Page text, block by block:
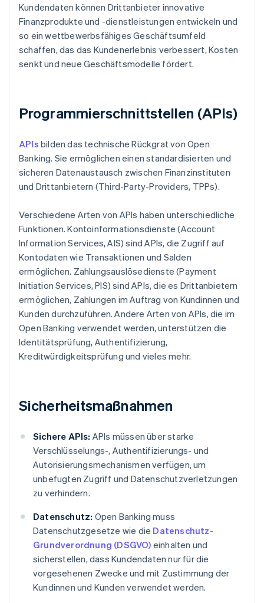
Kundendaten können Drittanbieter innovative
Finanzprodukte und -dienstleistungen entwickeln und
so ein wettbewerbsfähiges Geschäftsumfeld
schaffen, das das Kundenerlebnis verbessert, Kosten
senkt und neue Geschäftsmodelle fördert.
Programmierschnittstellen (APIs)
APIs bilden das technische Rückgrat von Open
Banking. Sie ermöglichen einen standardisierten und
sicheren Datenaustausch zwischen Finanzinstituten
und Drittanbietern (Third-Party-Providers, TPPs).
Verschiedene Arten von APIs haben unterschiedliche
Funktionen. Kontoinformationsdienste (Account
Information Services, AIS) sind APIs, die Zugriff auf
Kontodaten wie Transaktionen und Salden
ermöglichen. Zahlungsauslösedienste (Payment
Initiation Services, PIS) sind APIs, die es Drittanbietern
ermöglichen, Zahlungen im Auftrag von Kundinnen und
Kunden durchzuführen. Andere Arten von APIs, die im
Open Banking verwendet werden, unterstützen die
Identitätsprüfung, Authentifizierung,
Kreditwürdigkeitsprüfung und vieles mehr.
Sicherheitsmaßnahmen
Sichere APIs: APIs müssen über starke
Verschlüsselungs-, Authentifizierungs- und
Autorisierungsmechanismen verfügen, um
unbefugten Zugriff und Datenschutzverletzungen
zu verhindern.
Datenschutz: Open Banking muss
Datenschutzgesetze wie die Datenschutz-
Grundverordnung (DSGVO) einhalten und
sicherstellen, dass Kundendaten nur für die
vorgesehenen Zwecke und mit Zustimmung der
Kundinnen und Kunden verwendet werden.